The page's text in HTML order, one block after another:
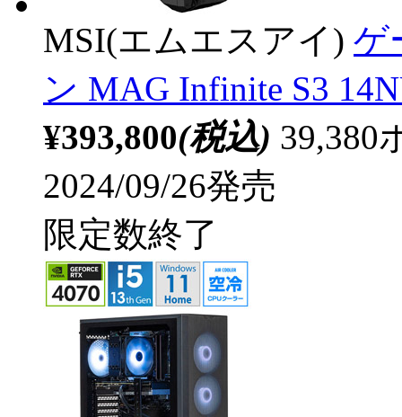
MSI(エムエスアイ) ゲ
ン MAG Infinite S3
¥393,800(税込) 39,380
2024/09/26発売
限定数終了